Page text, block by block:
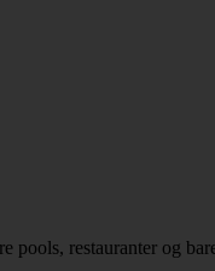
restauranter og